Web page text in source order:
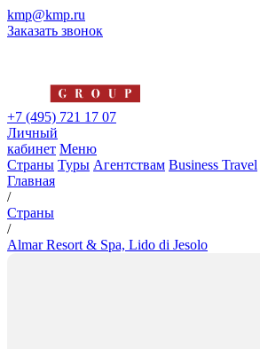
kmp@kmp.ru
Заказать звонок
+7 (495) 721 17 07
Личный
кабинет Меню
Страны Туры Агентствам Business Travel
Главная
/
Страны
/
Almar Resort & Spa, Lido di Jesolo